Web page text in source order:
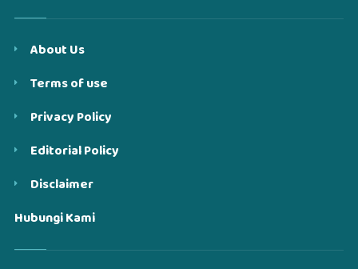
About Us
Terms of use
Privacy Policy
Editorial Policy
Disclaimer
Hubungi Kami